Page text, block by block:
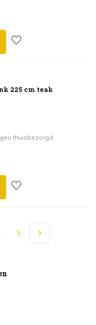
225 cm teak
thuisbezorgd.
5